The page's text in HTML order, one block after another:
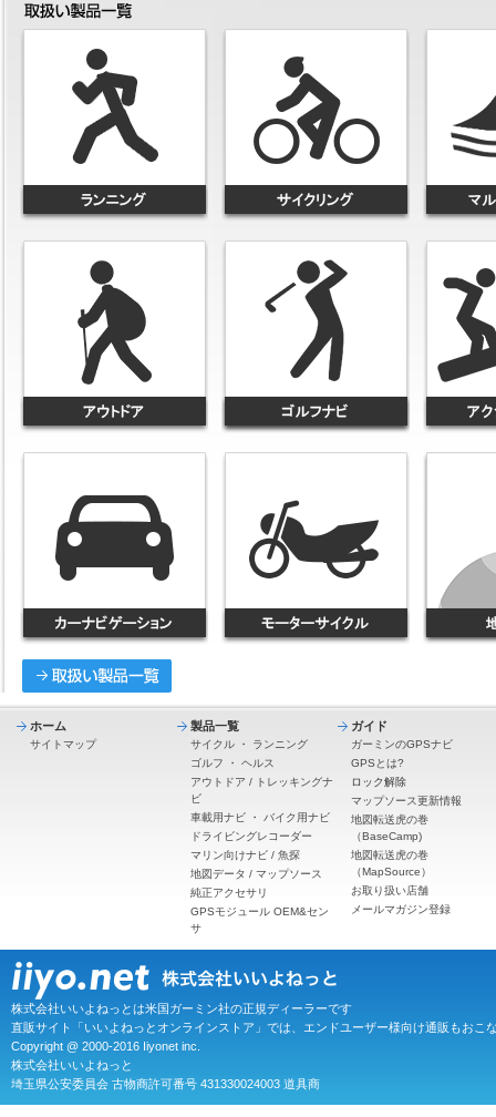
ホーム
サイトマップ
製品一覧
サイクル ・ ランニング
ゴルフ ・ ヘルス
アウトドア / トレッキングナ
ビ
車載用ナビ ・ バイク用ナビ
ドライビングレコーダー
マリン向けナビ / 魚探
地図データ / マップソース
純正アクセサリ
GPSモジュール OEM&セン
サ
ガイド
ガーミンのGPSナビ
GPSとは?
ロック解除
マップソース更新情報
地図転送虎の巻
（BaseCamp)
地図転送虎の巻
（MapSource）
お取り扱い店舗
メールマガジン登録
株式会社いいよねっとは米国ガーミン社の正規ディーラーです
直販サイト「いいよねっとオンラインストア」では、エンドユーザー様向け通販もおこ
Copyright @ 2000-2016 Iiyonet inc.
株式会社いいよねっと
埼玉県公安委員会 古物商許可番号 431330024003 道具商